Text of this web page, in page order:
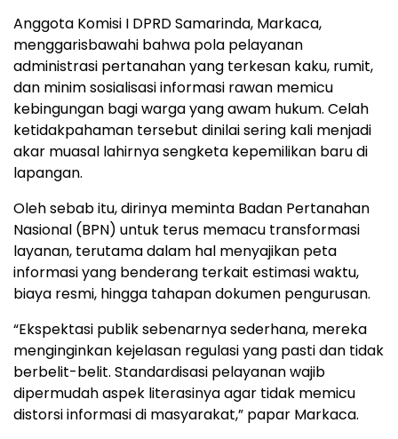
​Anggota Komisi I DPRD Samarinda, Markaca,
menggarisbawahi bahwa pola pelayanan
administrasi pertanahan yang terkesan kaku, rumit,
dan minim sosialisasi informasi rawan memicu
kebingungan bagi warga yang awam hukum. Celah
ketidakpahaman tersebut dinilai sering kali menjadi
akar muasal lahirnya sengketa kepemilikan baru di
lapangan.
​Oleh sebab itu, dirinya meminta Badan Pertanahan
Nasional (BPN) untuk terus memacu transformasi
layanan, terutama dalam hal menyajikan peta
informasi yang benderang terkait estimasi waktu,
biaya resmi, hingga tahapan dokumen pengurusan.
​“Ekspektasi publik sebenarnya sederhana, mereka
menginginkan kejelasan regulasi yang pasti dan tidak
berbelit-belit. Standardisasi pelayanan wajib
dipermudah aspek literasinya agar tidak memicu
distorsi informasi di masyarakat,” papar Markaca.